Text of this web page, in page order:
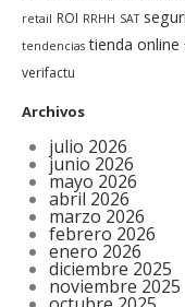
retail ROI RRHH SAT
tendencias tienda online
verifactu
Archivos
julio 2026
junio 2026
mayo 2026
abril 2026
marzo 2026
febrero 2026
enero 2026
diciembre 2025
noviembre 2025